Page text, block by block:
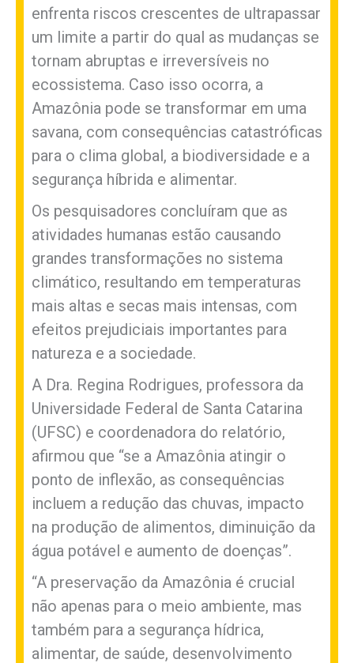
enfrenta riscos crescentes de ultrapassar
um limite a partir do qual as mudanças se
tornam abruptas e irreversíveis no
ecossistema. Caso isso ocorra, a
Amazônia pode se transformar em uma
savana, com consequências catastróficas
para o clima global, a biodiversidade e a
segurança híbrida e alimentar.
Os pesquisadores concluíram que as
atividades humanas estão causando
grandes transformações no sistema
climático, resultando em temperaturas
mais altas e secas mais intensas, com
efeitos prejudiciais importantes para
natureza e a sociedade.
A Dra. Regina Rodrigues, professora da
Universidade Federal de Santa Catarina
(UFSC) e coordenadora do relatório,
afirmou que “se a Amazônia atingir o
ponto de inflexão, as consequências
incluem a redução das chuvas, impacto
na produção de alimentos, diminuição da
água potável e aumento de doenças”.
“A preservação da Amazônia é crucial
não apenas para o meio ambiente, mas
também para a segurança hídrica,
alimentar, de saúde, desenvolvimento